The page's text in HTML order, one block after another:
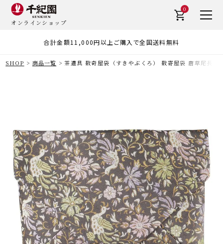
合計金額11,000円以上ご購入で全国送料無料
オンラインショップ
0
SHOP 商品一覧 茶道具 数奇屋袋（すきやぶくろ） 数寄屋袋 唐草尾長鳥